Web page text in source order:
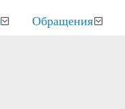
Обращения